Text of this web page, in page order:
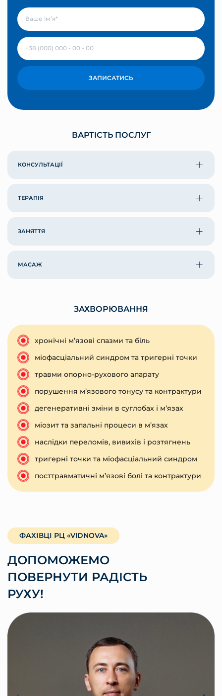
ЗАПИСАТИСЬ
ВАРТІСТЬ ПОСЛУГ
КОНСУЛЬТАЦІЇ
ТЕРАПІЯ
ЗАНЯТТЯ
МАСАЖ
ЗАХВОРЮВАННЯ
хронічні м’язові спазми та біль
міофасціальний синдром та тригерні точки
травми опорно-рухового апарату
порушення м’язового тонусу та контрактури
дегенеративні зміни в суглобах і м’язах
міозит та запальні процеси в м’язах
наслідки переломів, вивихів і розтягнень
тригерні точки та міофасціальний синдром
посттравматичні м’язові болі та контрактури
ФАХІВЦІ РЦ «VIDNOVA»
ДОПОМОЖЕМО
ПОВЕРНУТИ РАДІСТЬ
РУХУ!